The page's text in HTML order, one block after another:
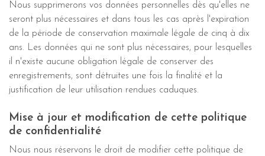
Nous supprimerons vos données personnelles dès qu'elles ne
seront plus nécessaires et dans tous les cas après l'expiration
de la période de conservation maximale légale de cinq à dix
ans. Les données qui ne sont plus nécessaires, pour lesquelles
il n'existe aucune obligation légale de conserver des
enregistrements, sont détruites une fois la finalité et la
justification de leur utilisation rendues caduques.
Mise à jour et modification de cette politique
de confidentialité
Nous nous réservons le droit de modifier cette politique de